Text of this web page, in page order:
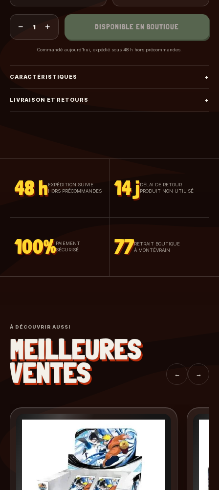
− 1 + DISPONIBLE EN BOUTIQUE
Commandé aujourd’hui, expédié sous 48 h hors précommandes.
CARACTÉRISTIQUES +
LIVRAISON ET RETOURS +
48 h EXPÉDITION SUIVIE
HORS PRÉCOMMANDES
14 jDÉLAI DE RETOUR
PRODUIT NON UTILISÉ
100% PAIEMENT
SÉCURISÉ
77RETRAIT BOUTIQUE
À MONTÉVRAIN
À DÉCOUVRIR AUSSI
MEILLEURES
VENTES ← →